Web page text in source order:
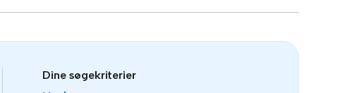
Dine søgekriterier